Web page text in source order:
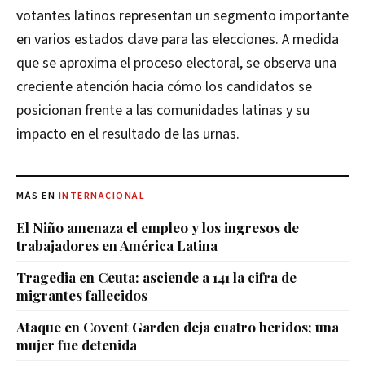
votantes latinos representan un segmento importante
en varios estados clave para las elecciones. A medida
que se aproxima el proceso electoral, se observa una
creciente atención hacia cómo los candidatos se
posicionan frente a las comunidades latinas y su
impacto en el resultado de las urnas.
MÁS EN INTERNACIONAL
El Niño amenaza el empleo y los ingresos de
trabajadores en América Latina
Tragedia en Ceuta: asciende a 141 la cifra de
migrantes fallecidos
Ataque en Covent Garden deja cuatro heridos; una
mujer fue detenida